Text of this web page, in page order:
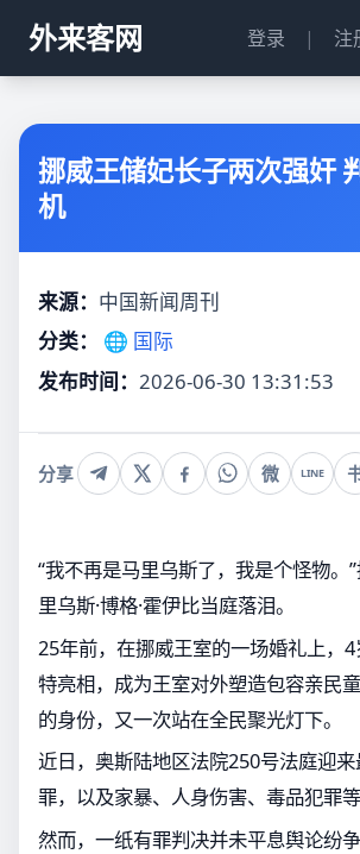
外来客网 登录 | 注
挪威王储妃长子两次强奸
机
来源： 中国新闻周刊
分类：
🌐 国际
发布时间： 2026-06-30 13:31:53
分享 微 LINE
“我不再是马里乌斯了，我是个怪物
里乌斯·博格·霍伊比当庭落泪。
25年前，在挪威王室的一场婚礼上，
特亮相，成为王室对外塑造包容亲民
的身份，又一次站在全民聚光灯下。
近日，奥斯陆地区法院250号法庭迎
罪，以及家暴、人身伤害、毒品犯罪
然而，一纸有罪判决并未平息舆论纷